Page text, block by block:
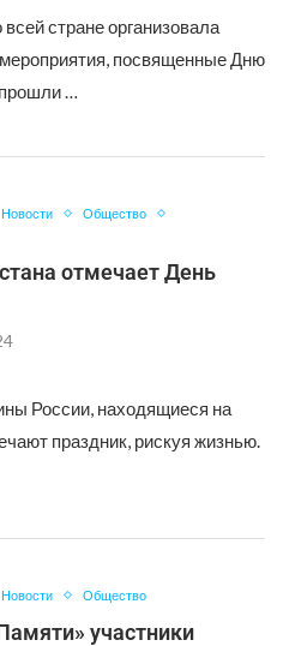
стране организовала
посвященные Дню
…
Новости
Общество
отмечает День
России, находящиеся на
праздник, рискуя жизнью.
Новости Общество
участники